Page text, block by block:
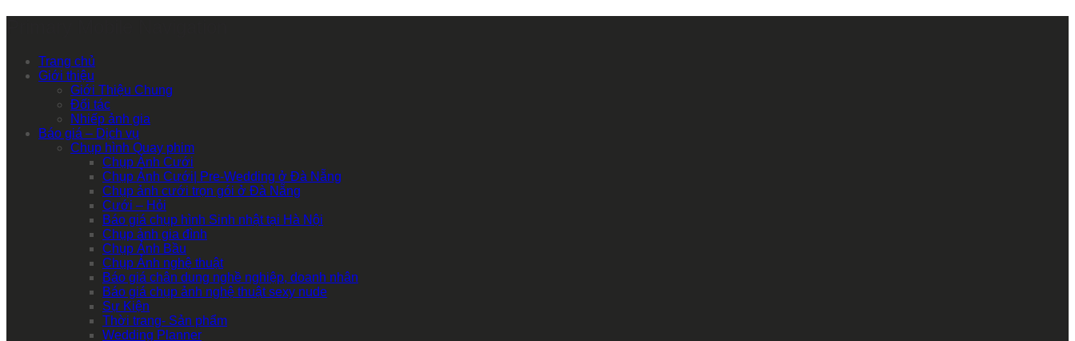
Trang chủ
Giới thiệu
Giới Thiệu Chung
Đối tác
Nhiếp ảnh gia
Báo giá – Dịch vụ
Chụp hình Quay phim
Chụp Ảnh Cưới
Chụp Ảnh Cưới| Pre-Wedding ở Đà Nẵng
Chụp ảnh cưới trọn gói ở Đà Nẵng
Cưới – Hỏi
Báo giá chụp hình Sinh nhật tại Hà Nội
Chụp ảnh gia đình
Chụp Ảnh Bầu
Chụp Ảnh nghệ thuật
Báo giá chân dung nghề nghiệp, doanh nhân
Báo giá chụp ảnh nghệ thuật sexy nude
Sự Kiện
Thời trang- Sản phẩm
Wedding Planner